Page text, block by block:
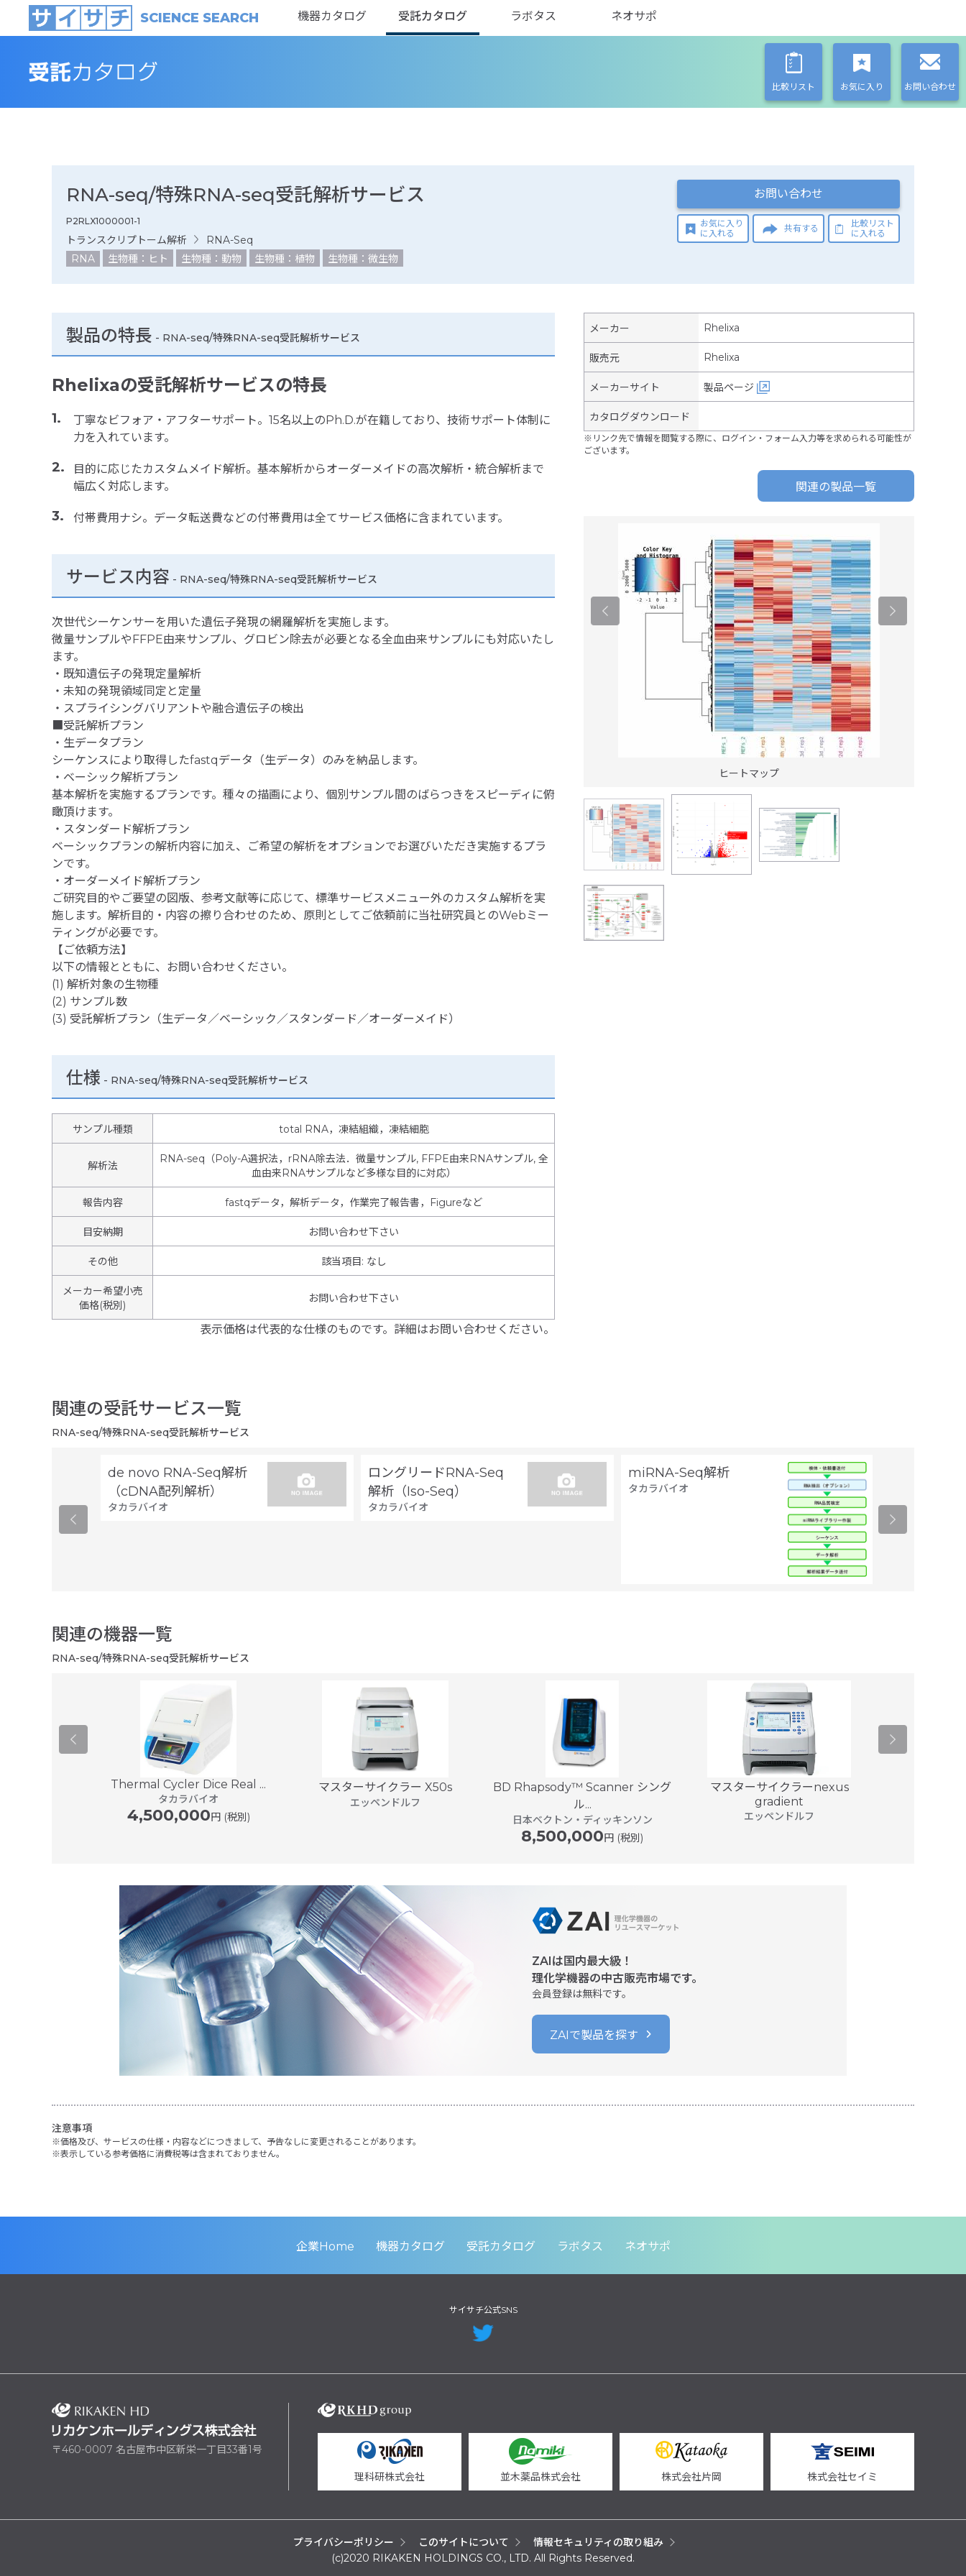
SCIENCE SEARCH 機器カタログ 受託カタログ ラボタス ネオサポ
比較リスト お気に入り お問い合わせ
RNA-seq/特殊RNA-seq受託解析サービス
P2RLX1000001-1
トランスクリプトーム解析
RNA-Seq
RNA
生物種：ヒト 生物種：動物 生物種：植物 生物種：微生物
お問い合わせ
お気に入り
に入れる
共有する
比較リスト
に入れる
製品の特長 - RNA-seq/特殊RNA-seq受託解析サービス
Rhelixaの受託解析サービスの特長
丁寧なビフォア・アフターサポート。15名以上のPh.D.が在籍しており、技術サポート体制に
力を入れています。
目的に応じたカスタムメイド解析。基本解析からオーダーメイドの高次解析・統合解析まで
幅広く対応します。
付帯費用ナシ。データ転送費などの付帯費用は全てサービス価格に含まれています。
サービス内容 - RNA-seq/特殊RNA-seq受託解析サービス
次世代シーケンサーを用いた遺伝子発現の網羅解析を実施します。
微量サンプルやFFPE由来サンプル、グロビン除去が必要となる全血由来サンプルにも対応いたし
ます。
・既知遺伝子の発現定量解析
・未知の発現領域同定と定量
・スプライシングバリアントや融合遺伝子の検出
■受託解析プラン
・生データプラン
シーケンスにより取得したfastqデータ（生データ）のみを納品します。
・ベーシック解析プラン
基本解析を実施するプランです。種々の描画により、個別サンプル間のばらつきをスピーディに俯
瞰頂けます。
・スタンダード解析プラン
ベーシックプランの解析内容に加え、ご希望の解析をオプションでお選びいただき実施するプラ
ンです。
・オーダーメイド解析プラン
ご研究目的やご要望の図版、参考文献等に応じて、標準サービスメニュー外のカスタム解析を実
施します。解析目的・内容の擦り合わせのため、原則としてご依頼前に当社研究員とのWebミー
ティングが必要です。
【ご依頼方法】
以下の情報とともに、お問い合わせください。
(1) 解析対象の生物種
(2) サンプル数
(3) 受託解析プラン（生データ／ベーシック／スタンダード／オーダーメイド）
仕様 - RNA-seq/特殊RNA-seq受託解析サービス
サンプル種類 total RNA，凍結組織，凍結細胞
解析法
RNA-seq（Poly-A選択法，rRNA除去法．微量サンプル, FFPE由来RNAサンプル, 全
血由来RNAサンプルなど多様な目的に対応）
報告内容 fastqデータ，解析データ，作業完了報告書，Figureなど
目安納期 お問い合わせ下さい
その他 該当項目: なし
メーカー希望小売
価格(税別)
お問い合わせ下さい
表示価格は代表的な仕様のものです。詳細はお問い合わせください。
メーカー Rhelixa
販売元 Rhelixa
メーカーサイト 製品ページ
カタログダウンロード
※リンク先で情報を閲覧する際に、ログイン・フォーム入力等を求められる可能性が
ございます。
関連の製品一覧
ヒートマップ
関連の受託サービス一覧
RNA-seq/特殊RNA-seq受託解析サービス
de novo RNA-Seq解析
（cDNA配列解析）
タカラバイオ
ロングリードRNA-Seq
解析（Iso-Seq）
タカラバイオ
miRNA-Seq解析
タカラバイオ
関連の機器一覧
RNA-seq/特殊RNA-seq受託解析サービス
Thermal Cycler Dice Real ...
タカラバイオ
4,500,000円 (税別)
マスターサイクラー X50s
エッペンドルフ
BD Rhapsody™ Scanner シング
ル...
日本ベクトン・ディッキンソン
8,500,000円 (税別)
マスターサイクラーnexus
gradient
エッペンドルフ
ZAIは国内最大級！
理化学機器の中古販売市場です。
会員登録は無料です。
ZAIで製品を探す
注意事項
価格及び、サービスの仕様・内容などにつきまして、予告なしに変更されることがあります。
表示している参考価格に消費税等は含まれておりません。
企業Home 機器カタログ 受託カタログ ラボタス ネオサポ
サイサチ公式SNS
〒460-0007 名古屋市中区新栄一丁目33番1号
理科研株式会社 並木薬品株式会社 株式会社片岡 株式会社セイミ
プライバシーポリシー このサイトについて
情報セキュリティの取り組み
(c)2020 RIKAKEN HOLDINGS CO., LTD. All Rights Reserved.